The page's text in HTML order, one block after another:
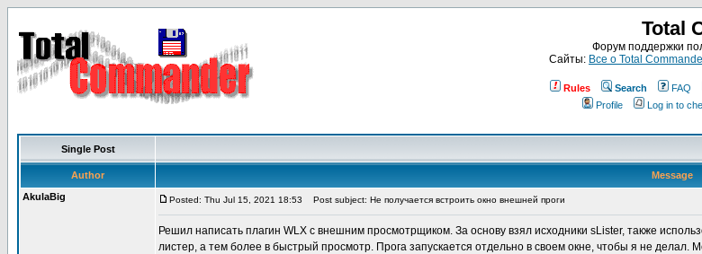
Total
Форум поддержки
Сайты: Все о Total
Rules Search FAQ
Profile
Log in to
Single Post
Author
Message
AkulaBig
Posted: Thu Jul 15, 2021 18:53 Post subject: Не получается встроить окно внешней проги
Решил написать плагин WLX с внешним просмотрщиком. За основу взял исходники sLister, также
листер, а тем более в быстрый просмотр. Прога запускается отдельно в своем окне, чтобы я не